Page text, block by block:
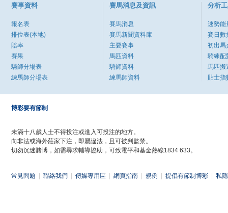
賽事資料
報名表
排位表(本地)
賠率
賽果
騎師分場表
練馬師分場表
賽馬消息及資訊
賽馬消息
賽馬新聞資料庫
主要賽事
馬匹資料
騎師資料
練馬師資料
分析
速勢能
賽日數
初出馬
騎練配
馬匹搬
貼士指
博彩要有節制
未滿十八歲人士不得投注或進入可投注的地方。
向非法或海外莊家下注，即屬違法，且可被判監禁。
切勿沉迷賭博，如需尋求輔導協助，可致電平和基金熱線1834 633。
常見問題 聯絡我們 傳媒專用區 網頁指南 規例 提倡有節制博彩 私